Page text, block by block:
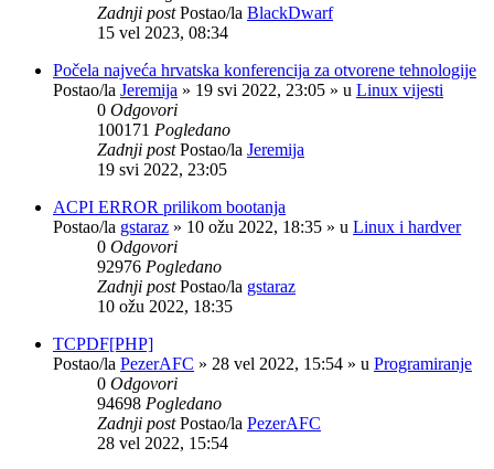
Zadnji postPostao/la BlackDwarf
15 vel 2023, 08:34
Počela najveća hrvatska konferencija za otvorene tehnologije
Postao/la Jeremija » 19 svi 2022, 23:05 » u Linux vijesti
0 Odgovori
100171 Pogledano
Zadnji postPostao/la Jeremija
19 svi 2022, 23:05
ACPI ERROR prilikom bootanja
Postao/la gstaraz » 10 ožu 2022, 18:35 » u Linux i hardver
0 Odgovori
92976 Pogledano
Zadnji postPostao/la gstaraz
10 ožu 2022, 18:35
TCPDF[PHP]
Postao/la PezerAFC » 28 vel 2022, 15:54 » u Programiranje
0 Odgovori
94698 Pogledano
Zadnji postPostao/la PezerAFC
28 vel 2022, 15:54